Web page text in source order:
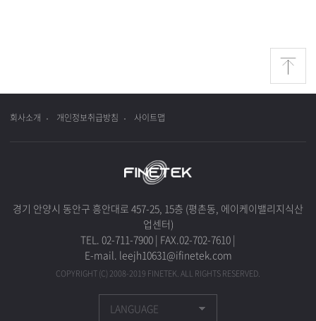
회사소개 개인정보취급방침 사이트맵
경기 안양시 동안구 흥안대로 457-25, 15층 (평촌동, 에이케이밸리지식산
업센터)
TEL. 02-711-7900 | FAX.02-702-7610 |
E-mail. leejh10631@ifinetek.com
COPYRIGHT (C) 2008-2019 FINETEK. ALL RIGHTS RESERVED.